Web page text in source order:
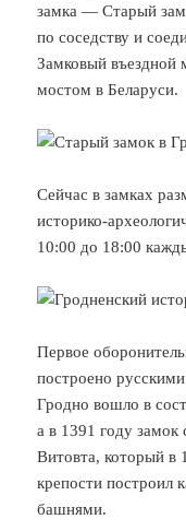
замка — Старый
по соседству и
Замковый въездной
мостом в Беларуси.
Сейчас в замках
историко-
10:00 до 18:00
Первое
построено
Гродно вошло в
а в 1391 году замок
Витовта, который в
крепости построил
башнями.